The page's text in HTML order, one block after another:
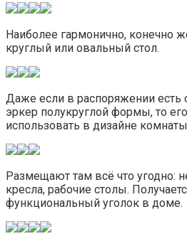
Наиболее гармонично, конечно
круглый или овальный стол.
Даже если в распоряжении
эркер полукруглой формы, то
использовать в дизайне
Размещают там всё что угодно:
кресла, рабочие столы.
функциональный уголок в доме.